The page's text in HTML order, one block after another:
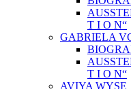
T I O N“
GABRIELA
T I O N“
AVIYA WYSE